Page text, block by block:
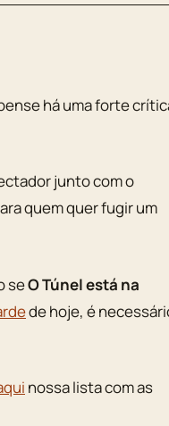
há uma forte
junto com o
quem quer fugir um
seO Túnel está na
de hoje, é
nossa lista com as